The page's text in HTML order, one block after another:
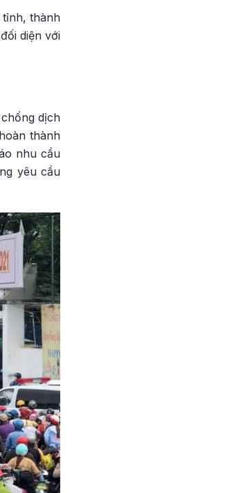
tỉnh, thành
diện với
dịch
thành
nhu cầu
yêu cầu